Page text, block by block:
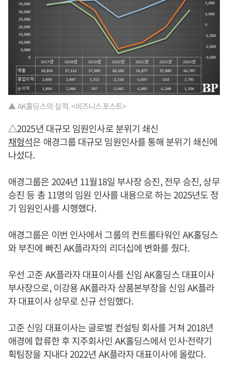
▲ AK홀딩스의 실적. <비즈니스포스트>
△2025년 대규모 임원인사로 분위기 쇄신
채형석은 애경그룹 대규모 임원인사를 통해 분위기 쇄신에
나섰다.
애경그룹은 2024년 11월18일 부사장 승진, 전무 승진, 상무
승진 등 총 11명의 임원 인사를 내용으로 하는 2025년도 정
기 임원인사를 시행했다.
애경그룹은 이번 인사에서 그룹의 컨트롤타워인 AK홀딩스
와 부진에 빠진 AK플라자의 리더십에 변화를 줬다.
우선 고준 AK플라자 대표이사를 신임 AK홀딩스 대표이사
부사장으로, 이강용 AK플라자 상품본부장을 신임 AK플라
자 대표이사 상무로 신규 선임했다.
고준 신임 대표이사는 글로벌 컨설팅 회사를 거쳐 2018년
애경에 합류한 후 지주회사인 AK홀딩스에서 인사·전략기
획팀장을 지내다 2022년 AK플라자 대표이사에 올랐다.